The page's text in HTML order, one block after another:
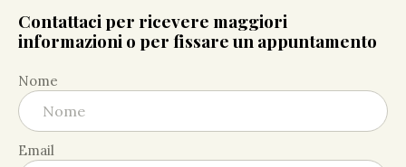
Contattaci per ricevere maggiori
informazioni o per fissare un appuntamento
Nome
Email